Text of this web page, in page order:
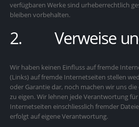
verfügbaren Werke sind urheberrechtlich
bleiben vorbehalten.
2. Verweise
Wir haben keinen Einfluss auf fremde
(Links) auf fremde Internetseiten stellen
oder Garantie dar, noch machen wir uns
zu eigen. Wir lehnen jede Verantwortung
Internetseiten einschliesslich fremder
erfolgt auf eigene Verantwortung.